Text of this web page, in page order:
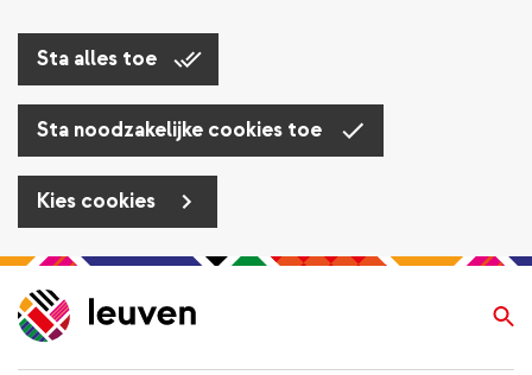
Sta alles toe
Sta noodzakelijke cookies toe
Kies cookies
Overslaan
en
naar